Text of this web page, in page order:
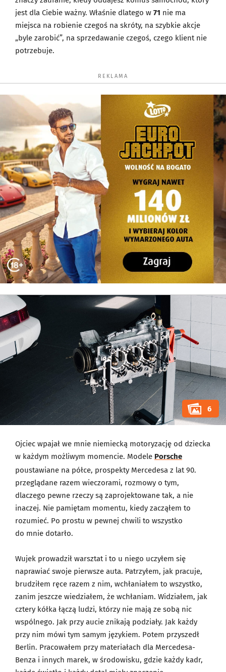
jest dla Ciebie ważny. Właśnie dlatego w 71 nie ma
miejsca na robienie czegoś na skróty, na szybkie akcje
„byle zarobić”, na sprzedawanie czegoś, czego klient nie
potrzebuje.
REKLAMA
6
Ojciec wpajał we mnie niemiecką motoryzację od dziecka
w każdym możliwym momencie. Modele Porsche
poustawiane na półce, prospekty Mercedesa z lat 90.
przeglądane razem wieczorami, rozmowy o tym,
dlaczego pewne rzeczy są zaprojektowane tak, a nie
inaczej. Nie pamiętam momentu, kiedy zacząłem to
rozumieć. Po prostu w pewnej chwili to wszystko
do mnie dotarło.
Wujek prowadził warsztat i to u niego uczyłem się
naprawiać swoje pierwsze auta. Patrzyłem, jak pracuje,
brudziłem ręce razem z nim, wchłaniałem to wszystko,
zanim jeszcze wiedziałem, że wchłaniam. Widziałem, jak
cztery kółka łączą ludzi, którzy nie mają ze sobą nic
wspólnego. Jak przy aucie znikają podziały. Jak każdy
przy nim mówi tym samym językiem. Potem przyszedł
Berlin. Pracowałem przy materiałach dla Mercedesa-
Benza i innych marek, w środowisku, gdzie każdy kadr,